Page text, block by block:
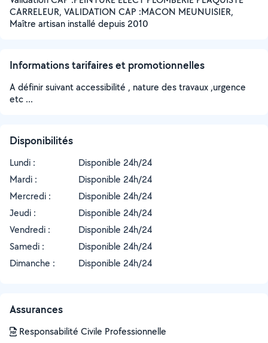
CARRELEUR, VALIDATION CAP :MACON MEUNUISIER,
Maître artisan installé depuis 2010
Informations tarifaires et promotionnelles
A définir suivant accessibilité , nature des travaux ,urgence
etc ...
Disponibilités
Lundi :
Disponible 24h/24
Mardi :
Disponible 24h/24
Mercredi :
Disponible 24h/24
Jeudi :
Disponible 24h/24
Vendredi :
Disponible 24h/24
Samedi :
Disponible 24h/24
Dimanche :
Disponible 24h/24
Assurances
Responsabilité Civile Professionnelle